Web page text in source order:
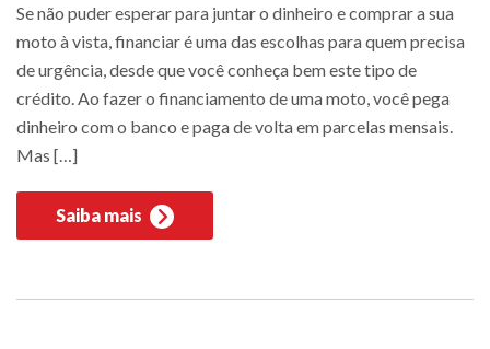
Se não puder esperar para juntar o dinheiro e comprar a sua
moto à vista, financiar é uma das escolhas para quem precisa
de urgência, desde que você conheça bem este tipo de
crédito. Ao fazer o financiamento de uma moto, você pega
dinheiro com o banco e paga de volta em parcelas mensais.
Mas […]
Saiba mais